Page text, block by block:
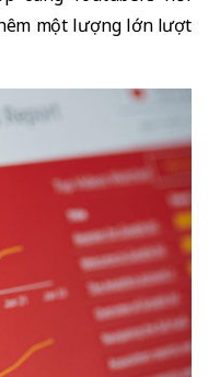
một lượng lớn lượt